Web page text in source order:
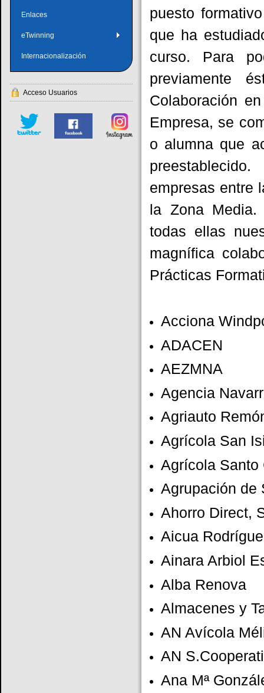
puesto
que ha
curso. Para
previamente
Colaboración
Empresa, se
o alumna que
empresas entre
la Zona
todas ellas
magnífica
Prácticas
Acciona
ADACEN
AEZMNA
Agencia
Agriauto
Agrícola San
Agrícola Santo
Agrupación de
Ahorro Direct,
Aicua
Ainara Arbiol
Alba Renova
Almacenes y
AN Avícola
AN
Ana Mª
Enlaces
eTwinning
Internacionalización
Acceso Usuarios